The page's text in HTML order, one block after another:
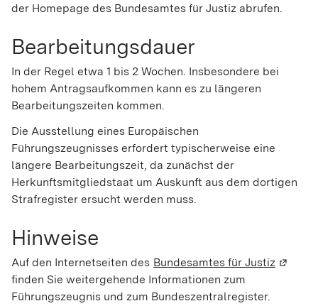
der Homepage des Bundesamtes für Justiz abrufen.
Bearbeitungsdauer
In der Regel etwa 1 bis 2 Wochen. Insbesondere bei
hohem Antragsaufkommen kann es zu längeren
Bearbeitungszeiten kommen.
Die Ausstellung eines Europäischen
Führungszeugnisses erfordert typischerweise eine
längere Bearbeitungszeit, da zunächst der
Herkunftsmitgliedstaat um Auskunft aus dem dortigen
Strafregister ersucht werden muss.
Hinweise
Auf den Internetseiten des Bundesamtes für Justiz (Wird
finden Sie weitergehende Informationen zum
Führungszeugnis und zum Bundeszentralregister.